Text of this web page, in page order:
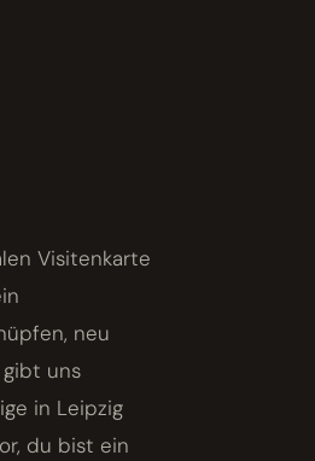
Visitenkarte
neu
gibt uns
in Leipzig
du bist ein